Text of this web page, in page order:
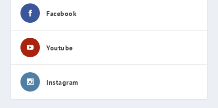
Facebook
Youtube
Instagram